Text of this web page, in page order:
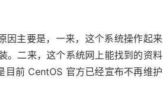
因主要是，一来，这个系统操作起来
。二来，这个系统网上能找到的资料
目前 CentOS 官方已经宣布不再维护